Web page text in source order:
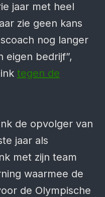
jaar met heel
zie geen kans
nog langer
eigen bedrijf”,
tegen de
de opvolger van
jaar als
met zijn team
waarmee de
de Olympische